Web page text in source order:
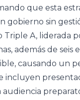
que esta
gobierno sin
Triple A, liderada
además de
causando un
incluyen